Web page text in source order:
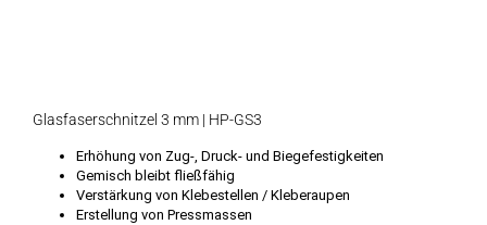
Glasfaserschnitzel 3 mm | HP-GS3
Erhöhung von Zug-, Druck- und Biegefestigkeiten
Gemisch bleibt fließfähig
Verstärkung von Klebestellen / Kleberaupen
Erstellung von Pressmassen